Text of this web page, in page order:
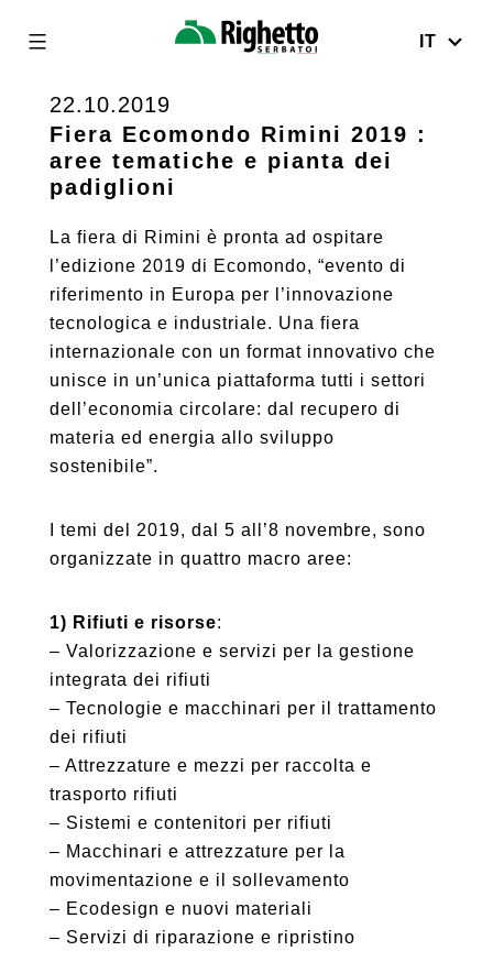
content
Righetto
IT
22.10.2019
Fiera Ecomondo Rimini 2019 :
aree tematiche e pianta dei
padiglioni
La fiera di Rimini è pronta ad ospitare
l’edizione 2019 di Ecomondo, “evento di
riferimento in Europa per l’innovazione
tecnologica e industriale. Una fiera
internazionale con un format innovativo che
unisce in un’unica piattaforma tutti i settori
dell’economia circolare: dal recupero di
materia ed energia allo sviluppo
sostenibile”.
I temi del 2019, dal 5 all’8 novembre, sono
organizzate in quattro macro aree:
1) Rifiuti e risorse:
– Valorizzazione e servizi per la gestione
integrata dei rifiuti
– Tecnologie e macchinari per il trattamento
dei rifiuti
– Attrezzature e mezzi per raccolta e
trasporto rifiuti
– Sistemi e contenitori per rifiuti
– Macchinari e attrezzature per la
movimentazione e il sollevamento
– Ecodesign e nuovi materiali
– Servizi di riparazione e ripristino